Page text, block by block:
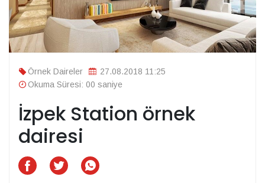
Örnek Daireler
27.08.2018 11:25
Okuma Süresi: 00 saniye
İzpek Station örnek
dairesi